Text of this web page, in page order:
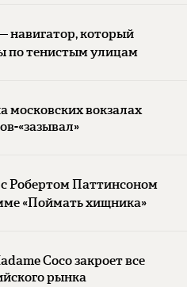
навигатор, который
по тенистым улицам
московских вокзалах
«зазывал»
Робертом Паттинсоном
«Поймать хищника»
Coco закроет все
рынка